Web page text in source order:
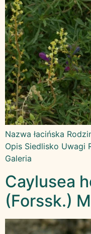
Nazwa łacińska
Opis Siedlisko Uwagi
Galeria
Caylusea
(Forssk.)